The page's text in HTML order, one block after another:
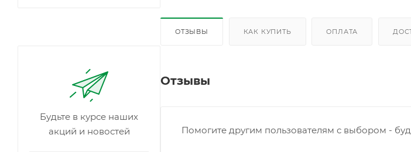
ОТЗЫВЫ КАК КУПИТЬ ОПЛАТА
Отзывы
Помогите другим пользователям с выбором -
Будьте в курсе наших
акций и новостей